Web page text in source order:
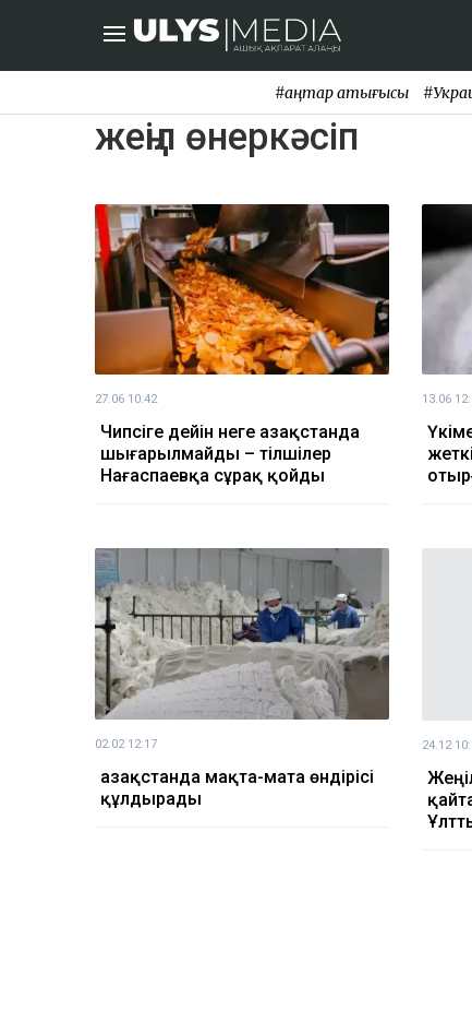
#қаңтар қақтығысы
жеңіл өнеркәсіп
27.06 10:42
Чипсіге дейін неге Қазақстанда
шығарылмайды – тілшілер
Нағаспаевқа сұрақ қойды
13.06
02.02 12:17
Қазақстанда мақта-мата өндірісі
құлдырады
24.12